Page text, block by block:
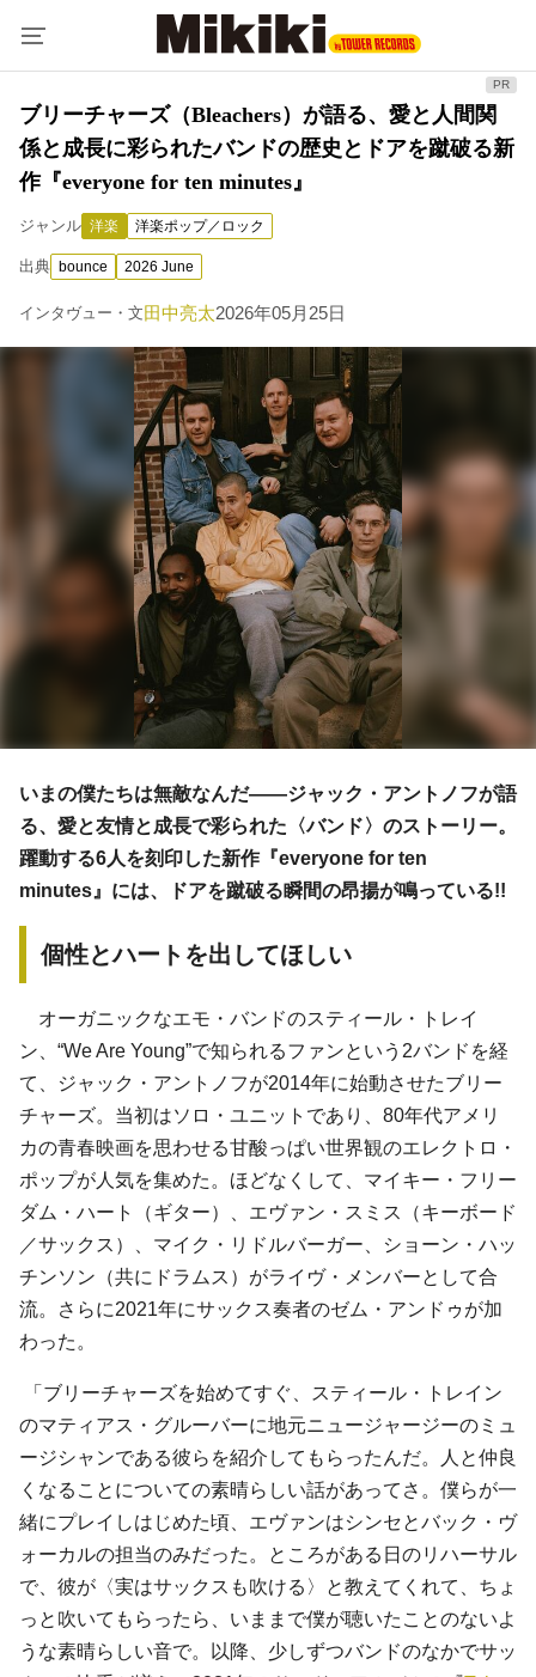
ブリーチャーズ（Bleachers）が語る、愛と人間関
係と成長に彩られたバンドの歴史とドアを蹴破る新
作『everyone for ten minutes』
ジャンル 洋楽 洋楽ポップ／ロック
出典 bounce 2026 June
インタヴュー・文田中亮太2026年05月25日
いまの僕たちは無敵なんだ――ジャック・アントノフが語
る、愛と友情と成長で彩られた〈バンド〉のストーリー。
躍動する6人を刻印した新作『everyone for ten
minutes』には、ドアを蹴破る瞬間の昂揚が鳴っている!!
個性とハートを出してほしい
オーガニックなエモ・バンドのスティール・トレイ
ン、“We Are Young”で知られるファンという2バンドを経
て、ジャック・アントノフが2014年に始動させたブリー
チャーズ。当初はソロ・ユニットであり、80年代アメリ
カの青春映画を思わせる甘酸っぱい世界観のエレクトロ・
ポップが人気を集めた。ほどなくして、マイキー・フリー
ダム・ハート（ギター）、エヴァン・スミス（キーボード
／サックス）、マイク・リドルバーガー、ショーン・ハッ
チンソン（共にドラムス）がライヴ・メンバーとして合
流。さらに2021年にサックス奏者のゼム・アンドゥが加
わった。
「ブリーチャーズを始めてすぐ、スティール・トレイン
のマティアス・グルーバーに地元ニュージャージーのミュ
ージシャンである彼らを紹介してもらったんだ。人と仲良
くなることについての素晴らしい話があってさ。僕らが一
緒にプレイしはじめた頃、エヴァンはシンセとバック・ヴ
ォーカルの担当のみだった。ところがある日のリハーサル
で、彼が〈実はサックスも吹ける〉と教えてくれて、ちょ
っと吹いてもらったら、いままで僕が聴いたことのないよ
うな素晴らしい音で。以降、少しずつバンドのなかでサッ